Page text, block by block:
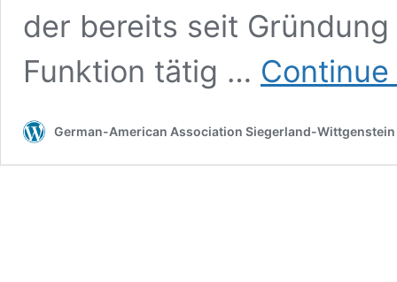
der bereits seit
Funktion tätig …
German-American Association Siegerland-Wittgenstein